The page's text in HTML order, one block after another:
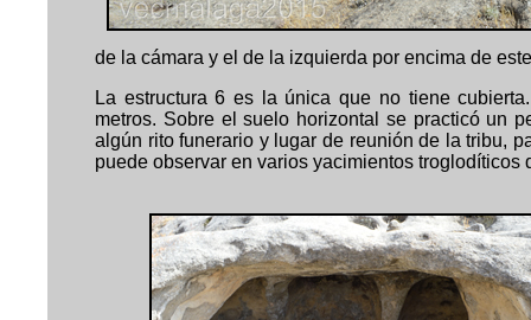
de la cámara y el de la izquierda por encima de
La estructura 6 es la única que no tiene
metros. Sobre el suelo horizontal se practicó un
algún rito funerario y lugar de reunión de la tribu,
puede observar en varios yacimientos